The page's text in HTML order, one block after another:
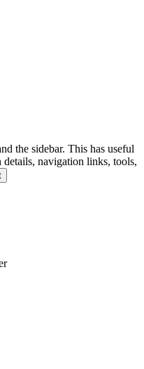
the sidebar. This has useful
navigation links, tools,